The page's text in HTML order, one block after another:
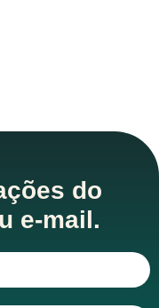
do
e-mail.